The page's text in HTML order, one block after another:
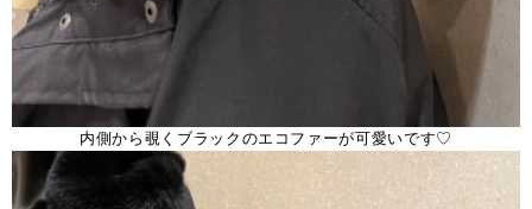
内側から覗くブラックのエコファーが可愛いです♡